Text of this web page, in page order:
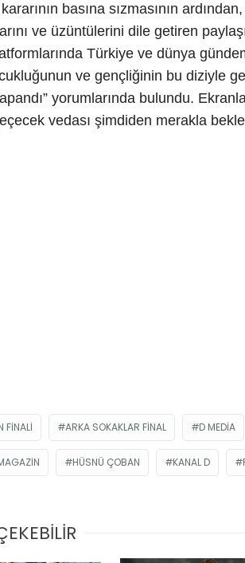
basına sızmasının
ve üzüntülerini dile getiren
Türkiye ve dünya
ve gençliğinin bu diziyle
yorumlarında bulundu.
vedası şimdiden merakla
FINALI ARKA SOKAKLAR FINAL D MEDIA
HÜSNÜ ÇOBAN KANAL D